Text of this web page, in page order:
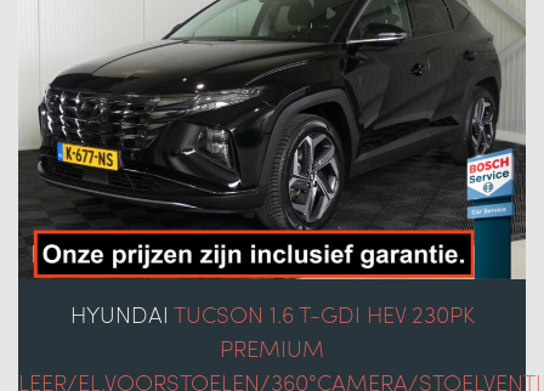
HYUNDAI TUCSON 1.6 T-GDI HEV 230PK
PREMIUM
LEER/EL.VOORSTOELEN/360°CAMERA/